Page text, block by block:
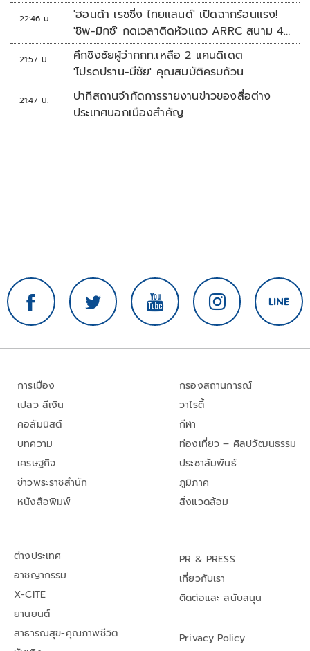
22:46 น.
'ฮอนด้า เรซซิ่ง ไทยแลนด์' เปิดฉากร้อนแรง!
'ชิพ-มิกซ์' กดเวลาติดหัวแถว ARRC สนาม 4
ที่มัลดาลิกา
21:57 น.
ศึกชิงชัยผู้ว่ากกท.เหลือ 2 แคนดิเดต
'โปรดปราน-มีชัย' คุณสมบัติครบถ้วน
21:47 น.
ปากีสถานจำกัดการรายงานข่าวของสื่อต่าง
ประเทศนอกเมืองสำคัญ
การเมือง
เปลว สีเงิน
คอลัมนิสต์
บทความ
เศรษฐกิจ
ข่าวพระราชสำนัก
หนังสือพิมพ์
กรองสถานการณ์
วาไรตี้
กีฬา
ท่องเที่ยว – ศิลปวัฒนธรรม
ประชาสัมพันธ์
ภูมิภาค
สิ่งแวดล้อม
ต่างประเทศ
อาชญากรรม
X-CITE
ยานยนต์
สาธารณสุข-คุณภาพชีวิต
PR & PRESS
เกี่ยวกับเรา
ติดต่อและ สนับสนุน
Privacy Policy